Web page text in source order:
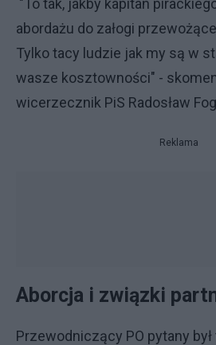
"To tak, jakby kapitan
abordażu do załogi
Tylko tacy ludzie jak my są w
wasze kosztowności" -
wicerzecznik PiS Radosław
Reklama
Aborcja i związki
Przewodniczący PO pytany był